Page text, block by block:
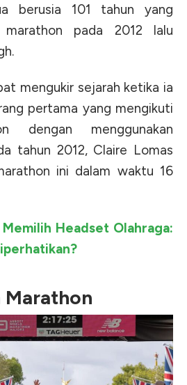
berusia 101 tahun yang
pada 2012 lalu
mengukir sejarah ketika ia
pertama yang mengikuti
dengan menggunakan
tahun 2012, Claire Lomas
ini dalam waktu 16
Memilih Headset Olahraga:
Marathon